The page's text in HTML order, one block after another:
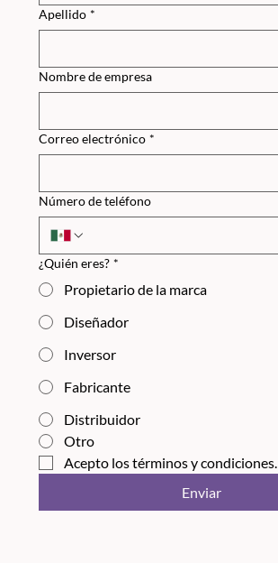
Apellido *
Nombre de empresa
Correo electrónico *
Número de teléfono
¿Quién eres? *
Propietario de la marca
Diseñador
Inversor
Fabricante
Distribuidor
Otro
Acepto los términos y condiciones.
Enviar